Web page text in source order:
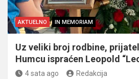
AKTUELNO IN MEMORIAM
Uz veliki broj rodbine,
Humcu ispraćen Leopold
4 sata ago Redakcija